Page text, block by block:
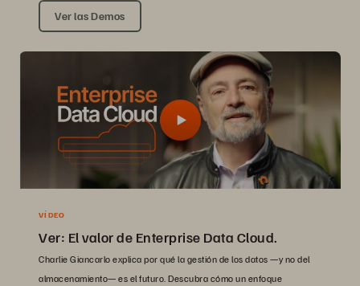
Ver las Demos
VÍDEO
Ver: El valor de Enterprise Data Cloud.
Charlie Giancarlo explica por qué la gestión de los datos —y no del
almacenamiento— es el futuro. Descubra cómo un enfoque